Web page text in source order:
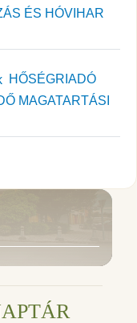
ÉS HÓVIHAR
HŐSÉGRIADÓ
MAGATARTÁSI